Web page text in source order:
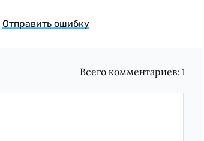
Отправить ошибку
Всего комментариев:1